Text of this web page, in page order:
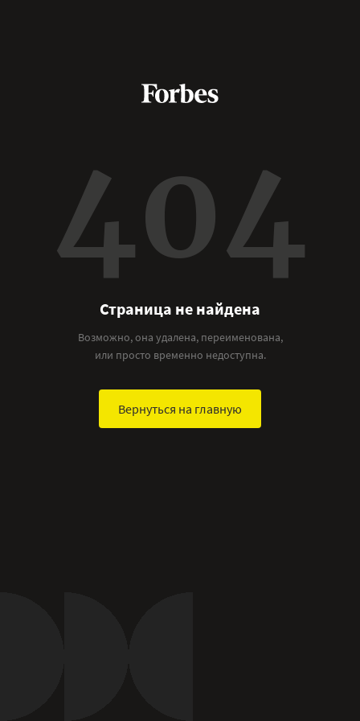
404
Страница не найдена
Возможно, она удалена, переименована,
или просто временно недоступна.
Вернуться на главную